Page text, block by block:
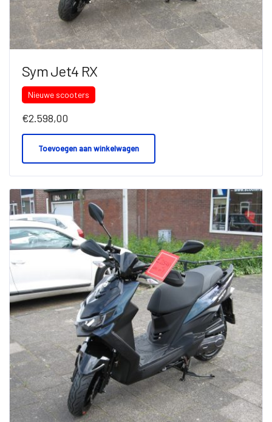
Sym Jet4 RX
Nieuwe scooters
€2.598,00
Toevoegen aan winkelwagen